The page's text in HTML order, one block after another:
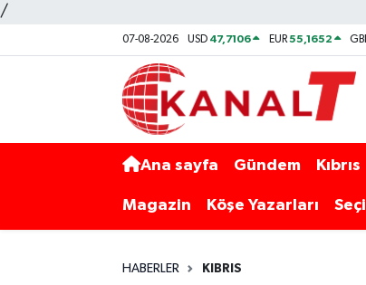
/
07-08-2026 USD 47,7106 EUR55,1652
Ana sayfa Gündem Kıbrıs
Magazin Köşe Yazarları
HABERLER KIBRIS